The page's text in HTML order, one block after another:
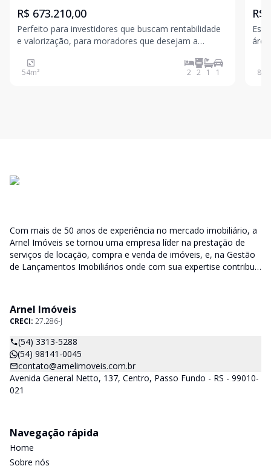
R$ 673.210,00
Perfeito para investidores que buscam rentabilidade
e valorização, para moradores que desejam a
sonham com um condomínio moderno, inteligente e
criativo. Excelente localização, próximo ao Hospital
54m² 2 2 1 1
R$
84
Com mais de 50 anos de experiência no mercado imobiliário, a
Arnel Imóveis se tornou uma empresa líder na prestação de
serviços de locação, compra e venda de imóveis, e, na Gestão
de Lançamentos Imobiliários onde com sua expertise contribui
responsabilidade do sucesso no lançamento das vendas.
Arnel Imóveis
CRECI: 27.286-J
(54) 3313-5288
(54) 98141-0045
contato@arnelimoveis.com.br
Avenida General Netto, 137, Centro, Passo Fundo - RS - 99010-
021
Navegação rápida
Home
Sobre nós